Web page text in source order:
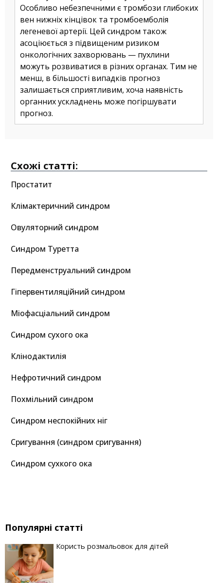
Особливо небезпечними є тромбози глибоких
вен нижніх кінцівок та тромбоемболія
легеневої артерії. Цей синдром також
асоціюється з підвищеним ризиком
онкологічних захворювань — пухлини
можуть розвиватися в різних органах. Тим не
менш, в більшості випадків прогноз
залишається сприятливим, хоча наявність
органних ускладнень може погіршувати
прогноз.
Схожі статті:
Простатит
Клімактеричний синдром
Овуляторний синдром
Синдром Туретта
Передменструальний синдром
Гіпервентиляційний синдром
Міофасціальний синдром
Синдром сухого ока
Клінодактилія
Нефротичний синдром
Похмільний синдром
Синдром неспокійних ніг
Сригування (синдром сригування)
Синдром сухкого ока
Популярні статті
Користь розмальовок для дітей